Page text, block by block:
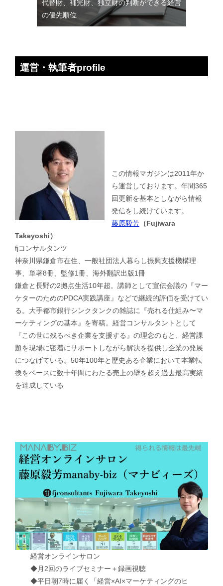
代替財、補完財、独立財の判断ができる経営
の優先順位
運営・執筆者profile
この情報マガジンは2011年か
ら運営しております。年間365
回更新を基本としながら情報
発信をし続けています。
藤原毅芳 （Fujiwara
Takeyoshi）
fjコンサルタンツ
神奈川県鎌倉市在住、一般社団法人暮らし振興支援機構理
事、単著8冊、監修1冊、海外翻訳出版1冊
鎌倉と長野の2拠点生活10年超。講師として宣伝会議の『マー
ケターのためのPDCA実践講座』などで継続的評価を受けてい
る。大手都市銀行シンクタンクの雑誌に『売れる仕組み〜マ
ーケティングの基本』を寄稿。経営コンサルタントとして
『この世に残るべき企業を支援する』の理念のもと、経営課
題を現場に密着にサポートしながら解決を提供し企業の発展
につなげている。50年100年と歴史ある企業において本業転
換をベースに数十年間にわたる売上の壁を超え過去最高実績
を達成している
経営オンラインサロン
◆月2回のライブセミナー＋録画視聴
◆平日朝7時に届く「経営×AI×マーケティングのヒ